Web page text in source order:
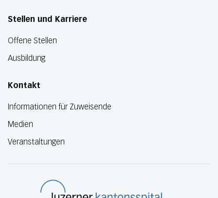
Stellen und Karriere
Offene Stellen
Ausbildung
Kontakt
Informationen für Zuweisende
Medien
Veranstaltungen